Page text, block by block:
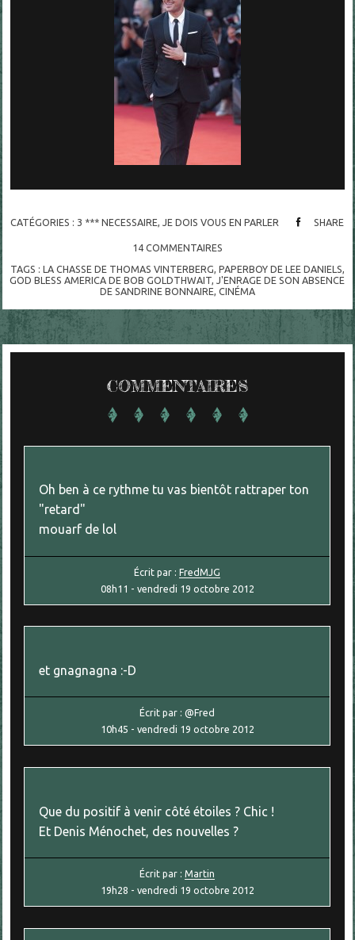
CATÉGORIES : 3 *** NECESSAIRE,JE DOIS VOUS EN PARLER SHARE
14 COMMENTAIRES
TAGS : LA CHASSE DE THOMAS VINTERBERG PAPERBOY DE LEE DANIELS
GOD BLESS AMERICA DE BOB GOLDTHWAIT
J'ENRAGE DE SON ABSENCE
DE SANDRINE BONNAIRE CINÉMA
COMMENTAIRES
Oh ben à ce rythme tu vas bientôt rattraper ton
"retard"
mouarf de lol
Écrit par :FredMJG
08h11 - vendredi 19 octobre 2012
et gnagnagna :-D
Écrit par :@Fred
10h45 - vendredi 19 octobre 2012
Que du positif à venir côté étoiles ? Chic !
Et Denis Ménochet, des nouvelles ?
Écrit par :Martin
19h28 - vendredi 19 octobre 2012